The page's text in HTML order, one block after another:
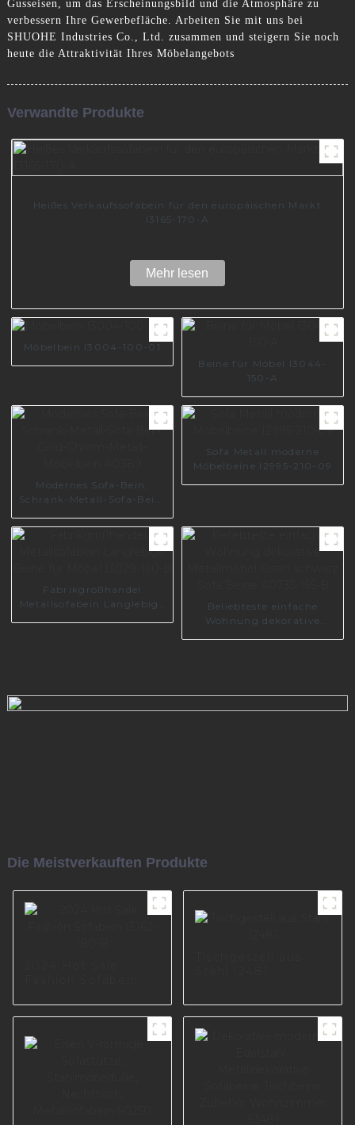
Gusseisen, um das Erscheinungsbild und die Atmosphäre zu
verbessern Ihre Gewerbefläche. Arbeiten Sie mit uns bei
SHUOHE Industries Co., Ltd. zusammen und steigern Sie noch
heute die Attraktivität Ihres Möbelangebots
Verwandte Produkte
Heißes Verkaufssofabein für den europäischen Markt
I3165-170-A
Mehr lesen
Möbelbein I3004-100-01
Beine für Möbel I3044-
150-A
Modernes Sofa-Bein,
Schrank-Metall-Sofa-Bein,
Möbelbein A0389
Sofa Metall moderne
Möbelbeine I2995-210-09
Fabrikgroßhandel
Metallsofabein Langlebige
Beliebteste einfache
Wohnung dekorative
Die Meistverkauften Produkte